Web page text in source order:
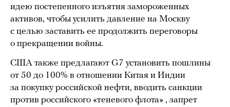
идею постепенного изъятия замороженных
активов, чтобы усилить давление на Москву
с целью заставить ее продолжить переговоры
о прекращении войны.
США также предлагают G7 установить пошлины
от 50 до 100% в отношении Китая и Индии
за покупку российской нефти, вводить санкции
против российского «теневого флота» , запрет